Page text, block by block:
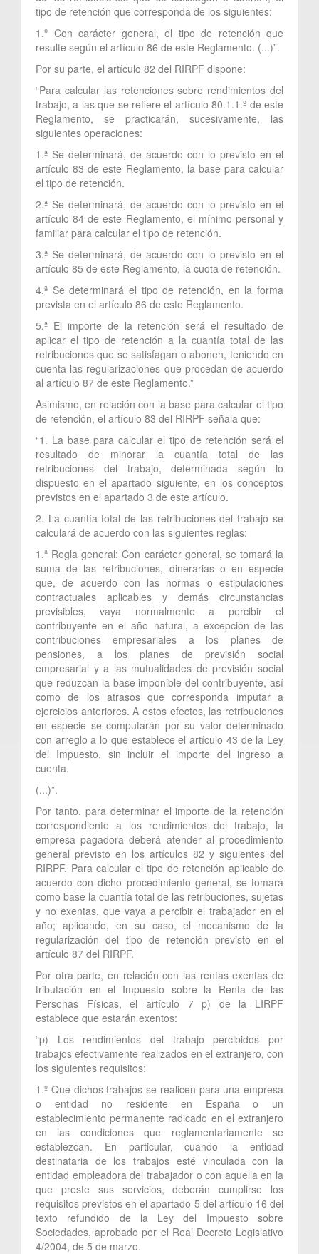
tipo de retención que corresponda de los siguientes:
1.º Con carácter general, el tipo de retención que
resulte según el artículo 86 de este Reglamento. (...)”.
Por su parte, el artículo 82 del RIRPF dispone:
“Para calcular las retenciones sobre rendimientos del
trabajo, a las que se refiere el artículo 80.1.1.º de este
Reglamento, se practicarán, sucesivamente, las
siguientes operaciones:
1.ª Se determinará, de acuerdo con lo previsto en el
artículo 83 de este Reglamento, la base para calcular
el tipo de retención.
2.ª Se determinará, de acuerdo con lo previsto en el
artículo 84 de este Reglamento, el mínimo personal y
familiar para calcular el tipo de retención.
3.ª Se determinará, de acuerdo con lo previsto en el
artículo 85 de este Reglamento, la cuota de retención.
4.ª Se determinará el tipo de retención, en la forma
prevista en el artículo 86 de este Reglamento.
5.ª El importe de la retención será el resultado de
aplicar el tipo de retención a la cuantía total de las
retribuciones que se satisfagan o abonen, teniendo en
cuenta las regularizaciones que procedan de acuerdo
al artículo 87 de este Reglamento.”
Asimismo, en relación con la base para calcular el tipo
de retención, el artículo 83 del RIRPF señala que:
“1. La base para calcular el tipo de retención será el
resultado de minorar la cuantía total de las
retribuciones del trabajo, determinada según lo
dispuesto en el apartado siguiente, en los conceptos
previstos en el apartado 3 de este artículo.
2. La cuantía total de las retribuciones del trabajo se
calculará de acuerdo con las siguientes reglas:
1.ª Regla general: Con carácter general, se tomará la
suma de las retribuciones, dinerarias o en especie
que, de acuerdo con las normas o estipulaciones
contractuales aplicables y demás circunstancias
previsibles, vaya normalmente a percibir el
contribuyente en el año natural, a excepción de las
contribuciones empresariales a los planes de
pensiones, a los planes de previsión social
empresarial y a las mutualidades de previsión social
que reduzcan la base imponible del contribuyente, así
como de los atrasos que corresponda imputar a
ejercicios anteriores. A estos efectos, las retribuciones
en especie se computarán por su valor determinado
con arreglo a lo que establece el artículo 43 de la Ley
del Impuesto, sin incluir el importe del ingreso a
cuenta.
(...)”.
Por tanto, para determinar el importe de la retención
correspondiente a los rendimientos del trabajo, la
empresa pagadora deberá atender al procedimiento
general previsto en los artículos 82 y siguientes del
RIRPF. Para calcular el tipo de retención aplicable de
acuerdo con dicho procedimiento general, se tomará
como base la cuantía total de las retribuciones, sujetas
y no exentas, que vaya a percibir el trabajador en el
año; aplicando, en su caso, el mecanismo de la
regularización del tipo de retención previsto en el
artículo 87 del RIRPF.
Por otra parte, en relación con las rentas exentas de
tributación en el Impuesto sobre la Renta de las
Personas Físicas, el artículo 7 p) de la LIRPF
establece que estarán exentos:
“p) Los rendimientos del trabajo percibidos por
trabajos efectivamente realizados en el extranjero, con
los siguientes requisitos:
1.º Que dichos trabajos se realicen para una empresa
o entidad no residente en España o un
establecimiento permanente radicado en el extranjero
en las condiciones que reglamentariamente se
establezcan. En particular, cuando la entidad
destinataria de los trabajos esté vinculada con la
entidad empleadora del trabajador o con aquella en la
que preste sus servicios, deberán cumplirse los
requisitos previstos en el apartado 5 del artículo 16 del
texto refundido de la Ley del Impuesto sobre
Sociedades, aprobado por el Real Decreto Legislativo
4/2004, de 5 de marzo.